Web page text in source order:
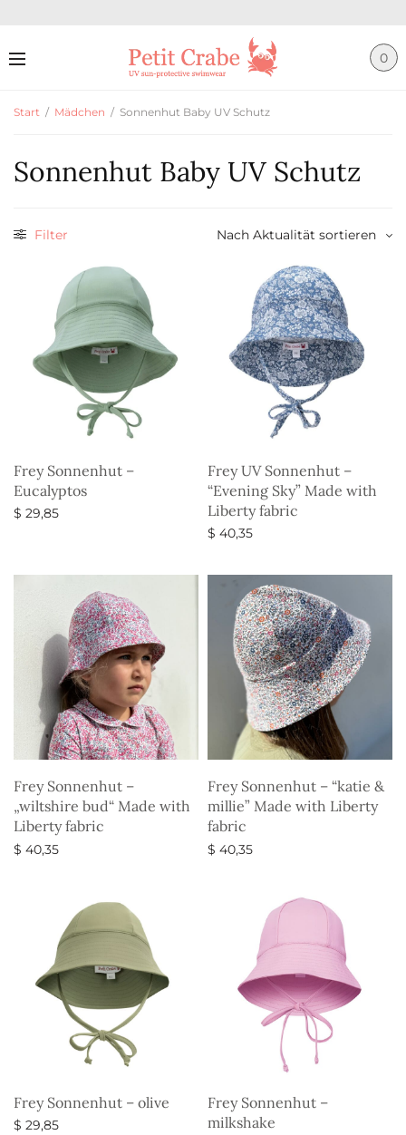
0
Start / Mädchen / Sonnenhut Baby UV Schutz
Sonnenhut Baby UV Schutz
Filter
Frey Sonnenhut –
Eucalyptos
$ 29,85
Frey UV Sonnenhut –
“Evening Sky” Made with
Liberty fabric
$ 40,35
Frey Sonnenhut –
„wiltshire bud“ Made with
Liberty fabric
$ 40,35
Frey Sonnenhut – “katie &
millie” Made with Liberty
fabric
$ 40,35
Frey Sonnenhut – olive
$ 29,85
Frey Sonnenhut –
milkshake